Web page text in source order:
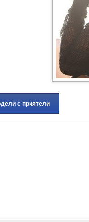
с приятели